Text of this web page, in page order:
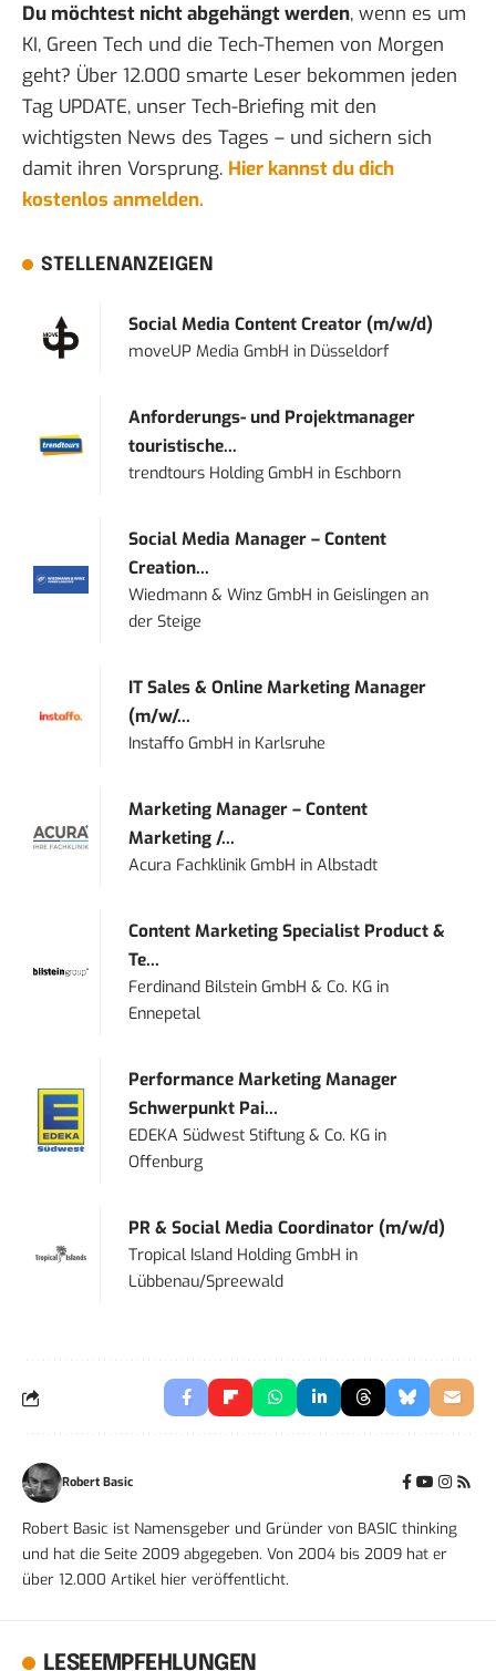
Du möchtest nicht abgehängt werden, wenn es um
KI, Green Tech und die Tech-Themen von Morgen
geht? Über 12.000 smarte Leser bekommen jeden
Tag UPDATE, unser Tech-Briefing mit den
wichtigsten News des Tages – und sichern sich
damit ihren Vorsprung. Hier kannst du dich
kostenlos anmelden.
STELLENANZEIGEN
Social Media Content Creator (m/w/d)
moveUP Media GmbH in Düsseldorf
Anforderungs- und Projektmanager
touristische...
trendtours Holding GmbH in Eschborn
Social Media Manager – Content
Creation...
Wiedmann & Winz GmbH inGeislingen an
der Steige
IT Sales & Online Marketing Manager
(m/w/...
Instaffo GmbH in Karlsruhe
Marketing Manager – Content
Marketing /...
Acura Fachklinik GmbH inAlbstadt
Content Marketing Specialist Product &
Te...
Ferdinand Bilstein GmbH & Co. KG in
Ennepetal
Performance Marketing Manager
Schwerpunkt Pai...
EDEKA Südwest Stiftung & Co. KG in
Offenburg
PR & Social Media Coordinator (m/w/d)
Tropical Island Holding GmbH in
Lübbenau/Spreewald
Robert Basic
Robert Basic ist Namensgeber und Gründer von BASIC thinking
und hat die Seite 2009 abgegeben. Von 2004 bis 2009 hat er
über 12.000 Artikel hier veröffentlicht.
LESEEMPFEHLUNGEN